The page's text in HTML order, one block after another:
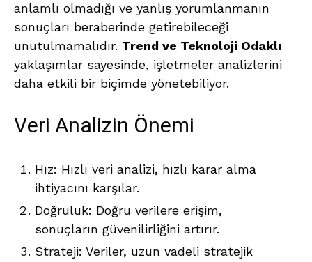
anlamlı olmadığı ve yanlış yorumlanmanın
sonuçları beraberinde getirebileceği
unutulmamalıdır. Trend ve Teknoloji Odaklı
yaklaşımlar sayesinde, işletmeler analizlerini
daha etkili bir biçimde yönetebiliyor.
Veri Analizin Önemi
Hız: Hızlı veri analizi, hızlı karar alma
ihtiyacını karşılar.
Doğruluk: Doğru verilere erişim,
sonuçların güvenilirliğini artırır.
Strateji: Veriler, uzun vadeli stratejik